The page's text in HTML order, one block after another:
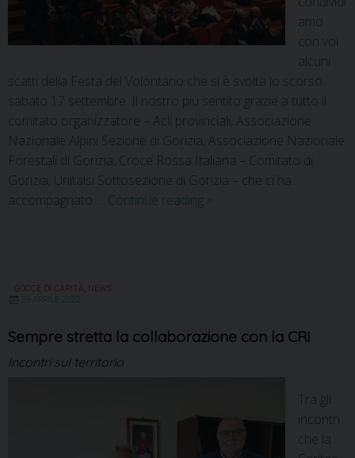
amo
con voi
alcuni
scatti della Festa del Volontario che si è svolta lo scorso
sabato 17 settembre. Il nostro più sentito grazie a tutto il
comitato organizzatore – Acli provinciali, Associazione
Nazionale Alpini Sezione di Gorizia, Associazione Nazionale
Forestali di Gorizia, Croce Rossa Italiana – Comitato di
Gorizia, Unitalsi Sottosezione di Gorizia – che ci ha
accompagnato … Continue reading »
GOCCE DI CARITÀ NEWS
29 APRILE 2022
Sempre stretta la collaborazione con la CRI
Incontri sul territorio
Tra gli
incontri
che la